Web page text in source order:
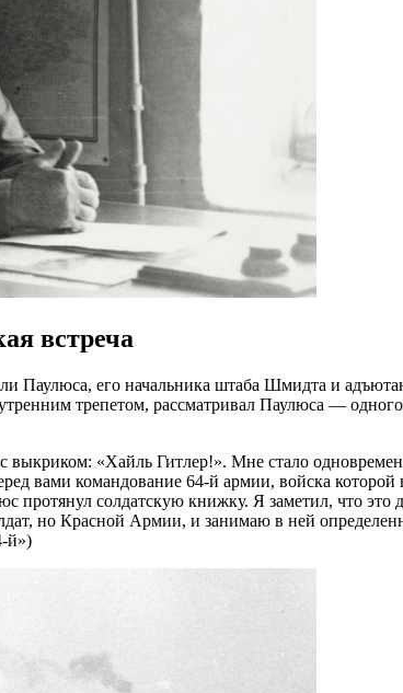
встреча
Паулюса, его начальника штаба Шмидта и
трепетом, рассматривал Паулюса —
выкриком: «Хайль Гитлер!». Мне стало
вами командование 64-й армии, войска
солдатскую книжку. Я заметил, что это
но Красной Армии, и занимаю в ней
й»)